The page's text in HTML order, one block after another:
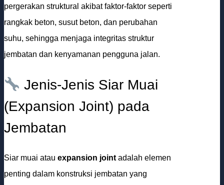
pergerakan struktural akibat faktor-faktor seperti
rangkak beton, susut beton, dan perubahan
suhu, sehingga menjaga integritas struktur
jembatan dan kenyamanan pengguna jalan.
Jenis-Jenis Siar Muai
(Expansion Joint) pada
Jembatan
Siar muai atau expansion joint adalah elemen
penting dalam konstruksi jembatan yang